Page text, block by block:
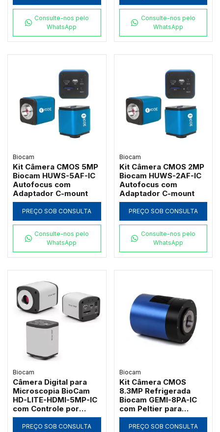
Consulte-nos pelo
WhatsApp
Consulte-nos pelo
WhatsApp
Biocam
Kit Câmera CMOS 5MP
Biocam HUWS-5AF-IC
Autofocus com
Adaptador C-mount
PREÇO SOB CONSULTA
Consulte-nos pelo
WhatsApp
Biocam
Kit Câmera CMOS 2MP
Biocam HUWS-2AF-IC
Autofocus com
Adaptador C-mount
PREÇO SOB CONSULTA
Consulte-nos pelo
WhatsApp
Biocam
Câmera Digital para
Microscopia BioCam
HD-LITE-HDMI-5MP-IC
com Controle por
Mouse e Cartão SD
8GBPREÇO SOB CONSULTA
Biocam
Kit Câmera CMOS
8.3MP Refrigerada
Biocam GEMI-8PA-IC
com Peltier para
Fluorescência
PREÇO SOB CONSULTA